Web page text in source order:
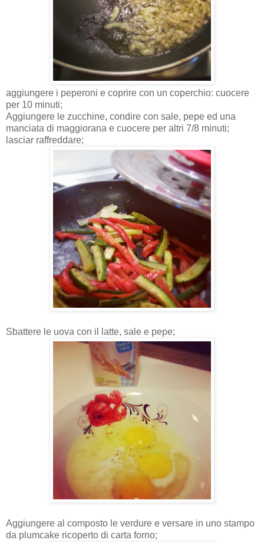
aggiungere i peperoni e coprire con un coperchio: cuocere
per 10 minuti;
Aggiungere le zucchine, condire con sale, pepe ed una
manciata di maggiorana e cuocere per altri 7/8 minuti;
lasciar raffreddare;
Sbattere le uova con il latte, sale e pepe;
Aggiungere al composto le verdure e versare in uno stampo
da plumcake ricoperto di carta forno;